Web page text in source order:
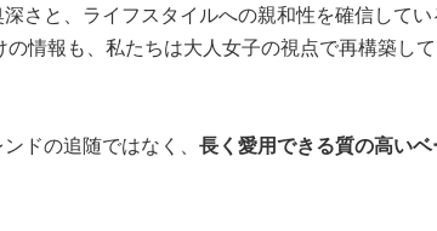
さと、ライフスタイルへの親和性を確信してい
情報も、私たちは大人女子の視点で再構築して
ドの追随ではなく、 長く愛用できる質の高いベ